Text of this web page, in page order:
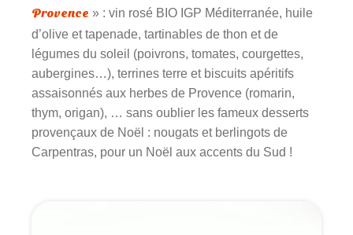
Provence » : vin rosé BIO IGP Méditerranée, huile
d’olive et tapenade, tartinables de thon et de
légumes du soleil (poivrons, tomates, courgettes,
aubergines…), terrines terre et biscuits apéritifs
assaisonnés aux herbes de Provence (romarin,
thym, origan), … sans oublier les fameux desserts
provençaux de Noël : nougats et berlingots de
Carpentras, pour un Noël aux accents du Sud !